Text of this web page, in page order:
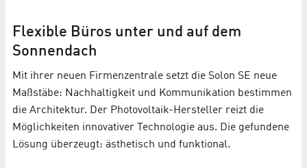
Flexible Büros unter und auf dem
Sonnendach
Mit ihrer neuen Firmenzentrale setzt die Solon SE neue
Maßstäbe: Nachhaltigkeit und Kommunikation bestimmen
die Architektur. Der Photovoltaik-Hersteller reizt die
Möglichkeiten innovativer Technologie aus. Die gefundene
Lösung überzeugt: ästhetisch und funktional.